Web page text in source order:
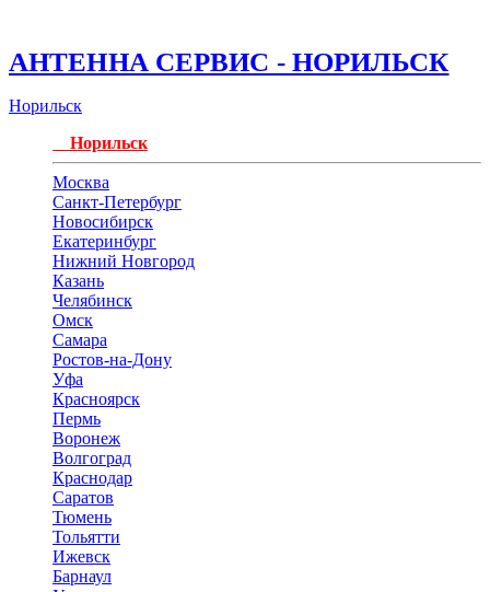
АНТЕННА СЕРВИС - НОРИЛЬСК
Норильск
Норильск
Москва
Санкт-Петербург
Новосибирск
Екатеринбург
Нижний Новгород
Казань
Челябинск
Омск
Самара
Ростов-на-Дону
Уфа
Красноярск
Пермь
Воронеж
Волгоград
Краснодар
Саратов
Тюмень
Тольятти
Ижевск
Барнаул